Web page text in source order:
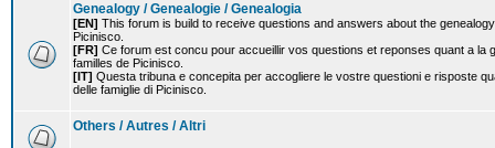
Genealogy / Genealogie / Genealogia
[EN] This forum is build to receive questions and answers about the
Picinisco.
[FR] Ce forum est concu pour accueillir vos questions et reponses quant a la
familles de Picinisco.
[IT] Questa tribuna e concepita per accogliere le vostre questioni e risposte
delle famiglie di Picinisco.
Others / Autres / Altri